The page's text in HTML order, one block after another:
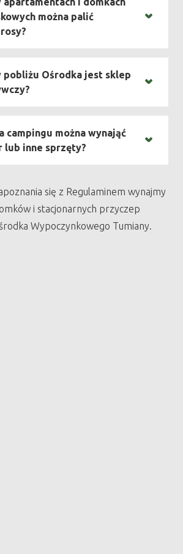
można palić
pobliżu Ośrodka jest sklep
campingu można wynająć
lub inne sprzęty?
się z Regulaminem wynajmy
i stacjonarnych przyczep
Wypoczynkowego Tumiany.